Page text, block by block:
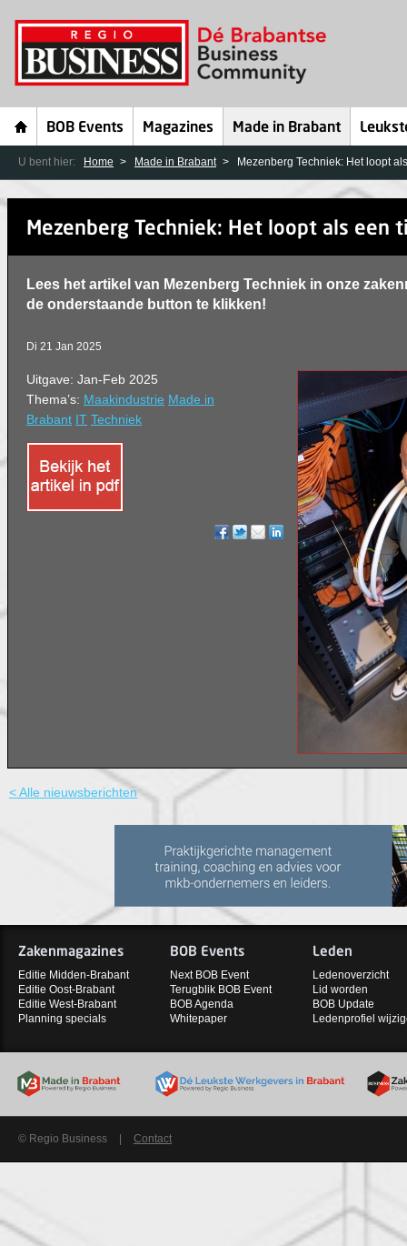
BOB Events Magazines Made in Brabant
U bent hier: Home Made in Brabant Mezenberg Techniek: Het loopt
Mezenberg Techniek: Het loopt als een
Lees het artikel van Mezenberg Techniek in onze
de onderstaande button te klikken!
Di 21 Jan 2025
Uitgave: Jan-Feb 2025
Thema’s: Maakindustrie Made in
Brabant IT Techniek
< Alle nieuwsberichten
Zakenmagazines
Editie Midden-Brabant
Editie Oost-Brabant
Editie West-Brabant
Planning specials
BOB Events
Next BOB Event
Terugblik BOB Event
BOB Agenda
Whitepaper
Leden
Ledenoverzicht
Lid worden
BOB Update
Ledenprofiel
© Regio Business Contact